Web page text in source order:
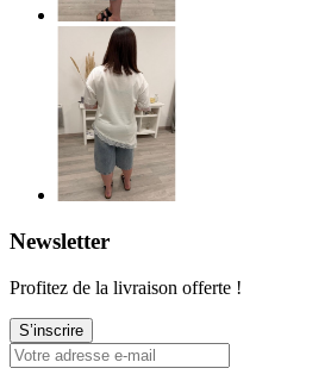
Newsletter
Profitez de la livraison offerte !
S’inscrire